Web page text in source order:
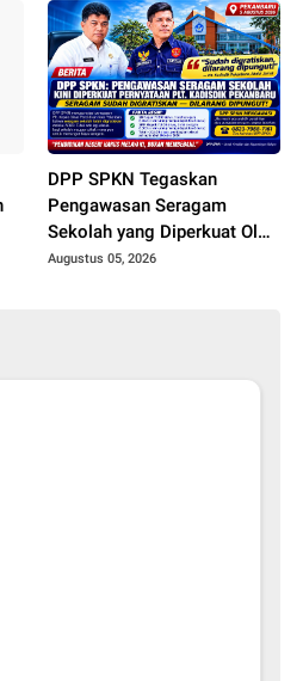
DPP SPKN Tegaskan
Pengawasan Seragam
Sekolah yang Diperkuat Oleh
Peryataan Plt. KADISDIK
Augustus 05, 2026